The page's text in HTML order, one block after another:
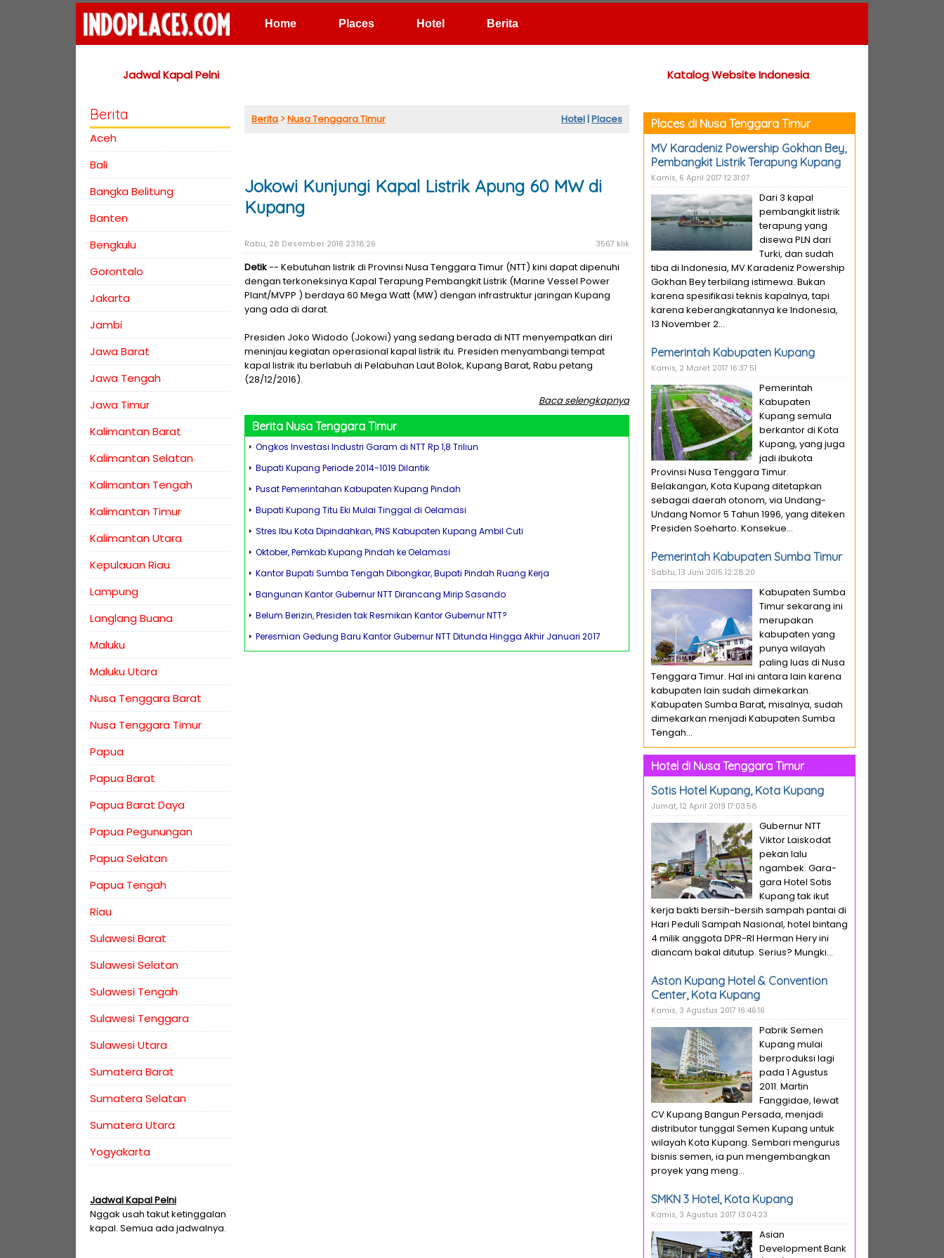
Home Places Hotel Berita
Jadwal Kapal Pelni Katalog Website Indonesia
Berita
Aceh
Bali
Bangka Belitung
Banten
Bengkulu
Gorontalo
Jakarta
Jambi
Jawa Barat
Jawa Tengah
Jawa Timur
Kalimantan Barat
Kalimantan Selatan
Kalimantan Tengah
Kalimantan Timur
Kalimantan Utara
Kepulauan Riau
Lampung
Langlang Buana
Maluku
Maluku Utara
Nusa Tenggara Barat
Nusa Tenggara Timur
Papua
Papua Barat
Papua Barat Daya
Papua Pegunungan
Papua Selatan
Papua Tengah
Riau
Sulawesi Barat
Sulawesi Selatan
Sulawesi Tengah
Sulawesi Tenggara
Sulawesi Utara
Sumatera Barat
Sumatera Selatan
Sumatera Utara
Yogyakarta
Jadwal Kapal Pelni
Nggak usah takut ketinggalan
kapal. Semua ada jadwalnya.
Berita >Nusa Tenggara Timur Hotel|Places
Jokowi Kunjungi Kapal Listrik Apung 60 MW di
Kupang
Rabu, 28 Desember 2016 23:18:26 3567 klik
Detik-- Kebutuhan listrik di Provinsi Nusa Tenggara Timur (NTT) kini dapat dipenuhi
dengan terkoneksinya Kapal Terapung Pembangkit Listrik (Marine Vessel Power
Plant/MVPP ) berdaya 60 Mega Watt (MW) dengan infrastruktur jaringan Kupang
yang ada di darat.
Presiden Joko Widodo (Jokowi) yang sedang berada di NTT menyempatkan diri
meninjau kegiatan operasional kapal listrik itu. Presiden menyambangi tempat
kapal listrik itu berlabuh di Pelabuhan Laut Bolok, Kupang Barat, Rabu petang
(28/12/2016).
Baca selengkapnya
Berita Nusa Tenggara Timur
Ongkos Investasi Industri Garam di NTT Rp 1,8 Triliun
Bupati Kupang Periode 2014-1019 Dilantik
Pusat Pemerintahan Kabupaten Kupang Pindah
Bupati Kupang Titu Eki Mulai Tinggal di Oelamasi
Stres Ibu Kota Dipindahkan, PNS Kabupaten Kupang Ambil Cuti
Oktober, Pemkab Kupang Pindah ke Oelamasi
Kantor Bupati Sumba Tengah Dibongkar, Bupati Pindah Ruang Kerja
Bangunan Kantor Gubernur NTT Dirancang Mirip Sasando
Belum Berizin, Presiden tak Resmikan Kantor Gubernur NTT?
Peresmian Gedung Baru Kantor Gubernur NTT Ditunda Hingga Akhir Januari 2017
Places di Nusa Tenggara Timur
MV Karadeniz Powership Gokhan Bey,
Pembangkit Listrik Terapung Kupang
Kamis, 6 April 2017 12:31:07
Dari 3 kapal
pembangkit listrik
terapung yang
disewa PLN dari
Turki, dan sudah
tiba di Indonesia, MV Karadeniz Powership
Gokhan Bey terbilang istimewa. Bukan
karena spesifikasi teknis kapalnya, tapi
karena keberangkatannya ke Indonesia,
13 November 2...
Pemerintah Kabupaten Kupang
Kamis, 2 Maret 2017 16:37:51
Pemerintah
Kabupaten
Kupang semula
berkantor di Kota
Kupang, yang juga
jadi ibukota
Provinsi Nusa Tenggara Timur.
Belakangan, Kota Kupang ditetapkan
sebagai daerah otonom, via Undang-
Undang Nomor 5 Tahun 1996, yang diteken
Presiden Soeharto. Konsekue...
Pemerintah Kabupaten Sumba Timur
Sabtu, 13 Juni 2015 12:28:20
Kabupaten Sumba
Timur sekarang ini
merupakan
kabupaten yang
punya wilayah
paling luas di Nusa
Tenggara Timur. Hal ini antara lain karena
kabupaten lain sudah dimekarkan.
Kabupaten Sumba Barat, misalnya, sudah
dimekarkan menjadi Kabupaten Sumba
Tengah...
Hotel di Nusa Tenggara Timur
Sotis Hotel Kupang, Kota Kupang
Jumat, 12 April 2019 17:03:58
Gubernur NTT
Viktor Laiskodat
pekan lalu
ngambek. Gara-
gara Hotel Sotis
Kupang tak ikut
kerja bakti bersih-bersih sampah pantai di
Hari Peduli Sampah Nasional, hotel bintang
4 milik anggota DPR-RI Herman Hery ini
diancam bakal ditutup. Serius? Mungki...
Aston Kupang Hotel & Convention
Center, Kota Kupang
Kamis, 3 Agustus 2017 16:46:16
Pabrik Semen
Kupang mulai
berproduksi lagi
pada 1 Agustus
2011. Martin
Fanggidae, lewat
CV Kupang Bangun Persada, menjadi
distributor tunggal Semen Kupang untuk
wilayah Kota Kupang. Sembari mengurus
bisnis semen, ia pun mengembangkan
proyek yang meng...
SMKN 3 Hotel, Kota Kupang
Kamis, 3 Agustus 2017 13:04:23
Asian
Development Bank